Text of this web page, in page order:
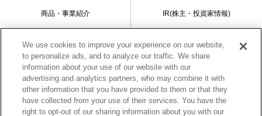
商品・事業紹介 IR(株主・投資家情報)
サステナビリティ 採用情報
サイトマップ ご利用条件
We use cookies to improve your experience on our website,
to personalize ads, and to analyze our traffic. We share
information about your use of our website with our
advertising and analytics partners, who may combine it with
other information that you have provided to them or that they
have collected from your use of their services. You have the
right to opt-out of our sharing information about you with our